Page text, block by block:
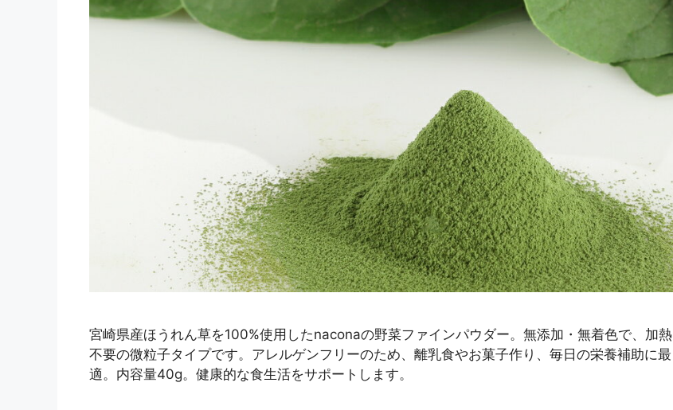
宮崎県産ほうれん草を100%使用したnaconaの野菜ファインパウダー。無添加・無着色で、加熱
不要の微粒子タイプです。アレルゲンフリーのため、離乳食やお菓子作り、毎日の栄養補助に最
適。内容量40g。健康的な食生活をサポートします。